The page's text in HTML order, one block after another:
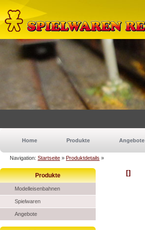
Home Produkte Angebote
Navigation: Startseite » Produktdetails »
Produkte
Modelleisenbahnen
Spielwaren
Angebote
[]